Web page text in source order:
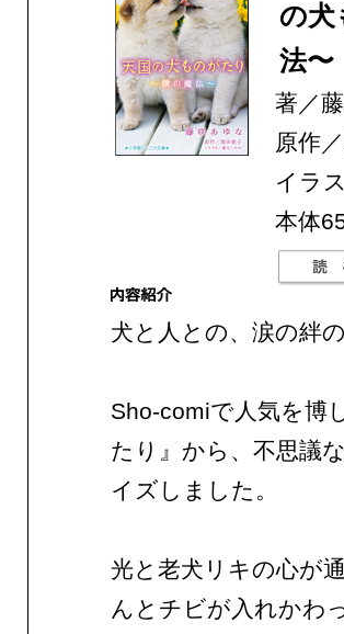
の犬
法〜
著／
原作
イラ
本体
犬と人との、涙の絆
Sho-comiで人気を博
たり』から、不思議
イズしました。
光と老犬リキの心が
んとチビが入れかわ